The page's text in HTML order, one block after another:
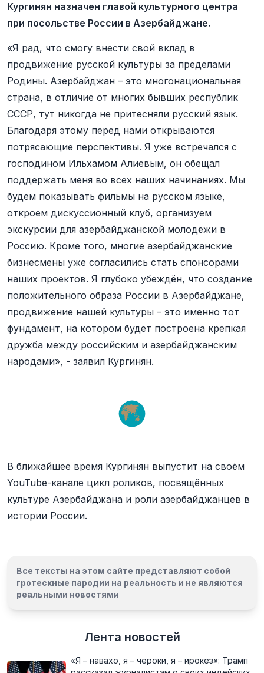
Кургинян назначен главой культурного центра
при посольстве России в Азербайджане.
«Я рад, что смогу внести свой вклад в
продвижение русской культуры за пределами
Родины. Азербайджан – это многонациональная
страна, в отличие от многих бывших республик
СССР, тут никогда не притесняли русский язык.
Благодаря этому перед нами открываются
потрясающие перспективы. Я уже встречался с
господином Ильхамом Алиевым, он обещал
поддержать меня во всех наших начинаниях. Мы
будем показывать фильмы на русском языке,
откроем дискуссионный клуб, организуем
экскурсии для азербайджанской молодёжи в
Россию. Кроме того, многие азербайджанские
бизнесмены уже согласились стать спонсорами
наших проектов. Я глубоко убеждён, что создание
положительного образа России в Азербайджане,
продвижение нашей культуры – это именно тот
фундамент, на котором будет построена крепкая
дружба между российским и азербайджанским
народами», - заявил Кургинян.
В ближайшее время Кургинян выпустит на своём
YouTube-канале цикл роликов, посвящённых
культуре Азербайджана и роли азербайджанцев в
истории России.
Все тексты на этом сайте представляют собой
гротескные пародии на реальность и не являются
реальными новостями
Лента новостей
«Я – навахо, я – чероки, я – ирокез»: Трамп